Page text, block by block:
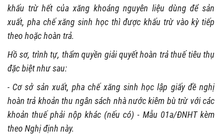
khấu trừ hết của xăng khoáng nguyên liệu dùng để sản
xuất, pha chế xăng sinh học thì được khấu trừ vào kỳ tiếp
theo hoặc hoàn trả.
Hồ sơ, trình tự, thẩm quyền giải quyết hoàn trả thuế tiêu thụ
đặc biệt như sau:
- Cơ sở sản xuất, pha chế xăng sinh học lập giấy đề nghị
hoàn trả khoản thu ngân sách nhà nước kiêm bù trừ với các
khoản thuế phải nộp khác (nếu có) - Mẫu 01a/ĐNHT kèm
theo Nghị định này.